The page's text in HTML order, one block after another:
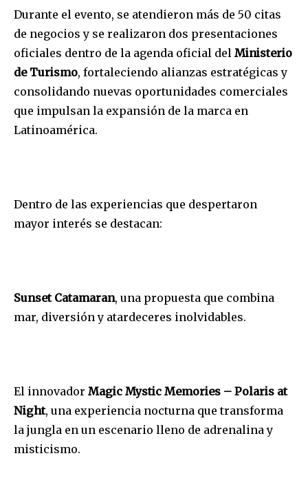
Durante el evento, se atendieron más de 50 citas
de negocios y se realizaron dos presentaciones
oficiales dentro de la agenda oficial del Ministerio
de Turismo, fortaleciendo alianzas estratégicas y
consolidando nuevas oportunidades comerciales
que impulsan la expansión de la marca en
Latinoamérica.
Dentro de las experiencias que despertaron
mayor interés se destacan:
Sunset Catamaran, una propuesta que combina
mar, diversión y atardeceres inolvidables.
El innovador Magic Mystic Memories – Polaris at
Night, una experiencia nocturna que transforma
la jungla en un escenario lleno de adrenalina y
misticismo.